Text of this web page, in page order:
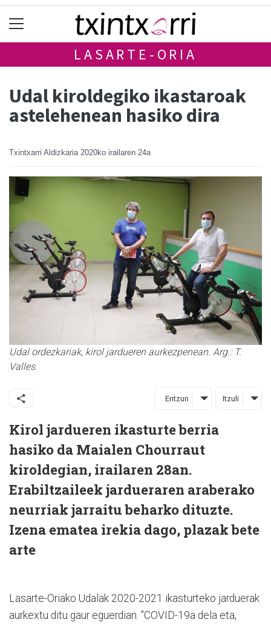
LASARTE-ORIA
Udal kiroldegiko ikastaroak
astelehenean hasiko dira
Txintxarri Aldizkaria 2020ko irailaren 24a
Udal ordezkariak, kirol jardueren aurkezpenean. Arg.: T.
Valles.
Entzun Itzuli
Kirol jardueren ikasturte berria
hasiko da Maialen Chourraut
kiroldegian, irailaren 28an.
Erabiltzaileek jardueraren araberako
neurriak jarraitu beharko dituzte.
Izena ematea irekia dago, plazak bete
arte
Lasarte-Oriako Udalak 2020-2021 ikasturteko jarduerak
aurkextu ditu gaur eguerdian. "COVID-19a dela eta,